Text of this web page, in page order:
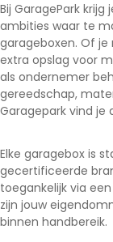
Bij GaragePark
ambities waar te
garageboxen. Of
extra opslag voor
als ondernemer
gereedschap,
Garagepark vind je
Elke garagebox is
gecertificeerde
toegankelijk via
zijn jouw
binnen handbereik.